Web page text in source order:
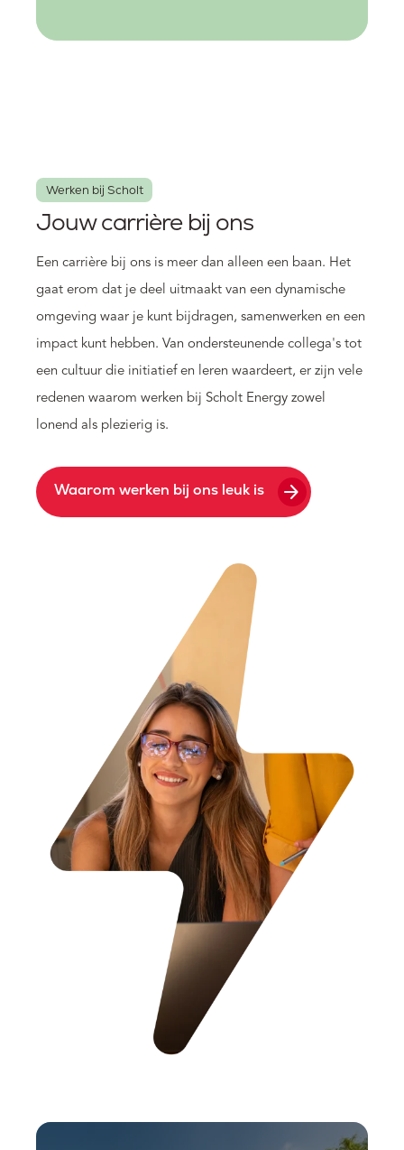
Werken bij Scholt
Jouw carrière bij ons
Een carrière bij ons is meer dan alleen een baan. Het
gaat erom dat je deel uitmaakt van een dynamische
omgeving waar je kunt bijdragen, samenwerken en een
impact kunt hebben. Van ondersteunende collega's tot
een cultuur die initiatief en leren waardeert, er zijn vele
redenen waarom werken bij Scholt Energy zowel
lonend als plezierig is.
Waarom werken bij ons leuk is arrow_forward